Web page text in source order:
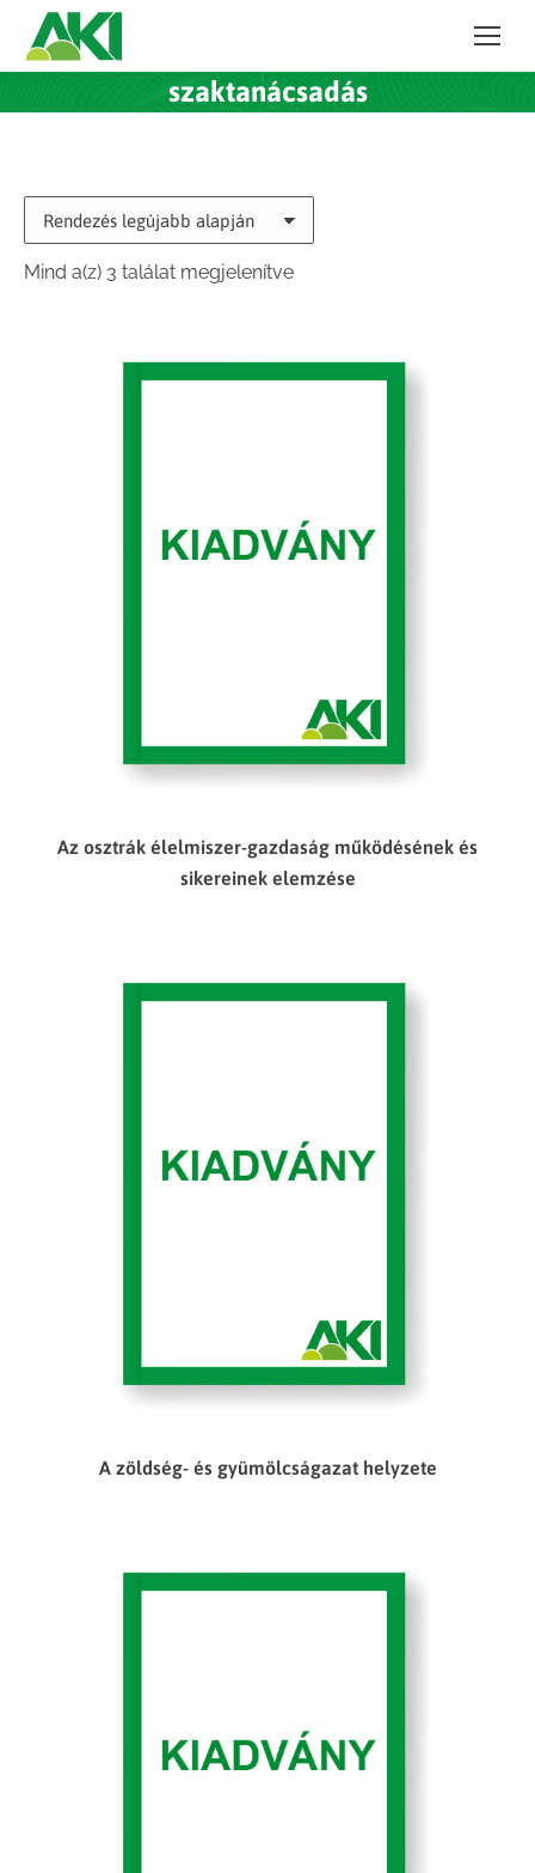
szaktanácsadás
Mind a(z) 3 találat megjelenítveSorted
Az osztrák élelmiszer-gazdaság működésének és
sikereinek elemzése
A zöldség- és gyümölcságazat helyzete